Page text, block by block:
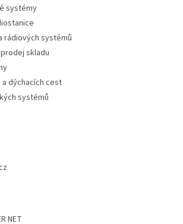
systémy
rádiových systémů
skladu
a dýchacích cest
systémů
NET